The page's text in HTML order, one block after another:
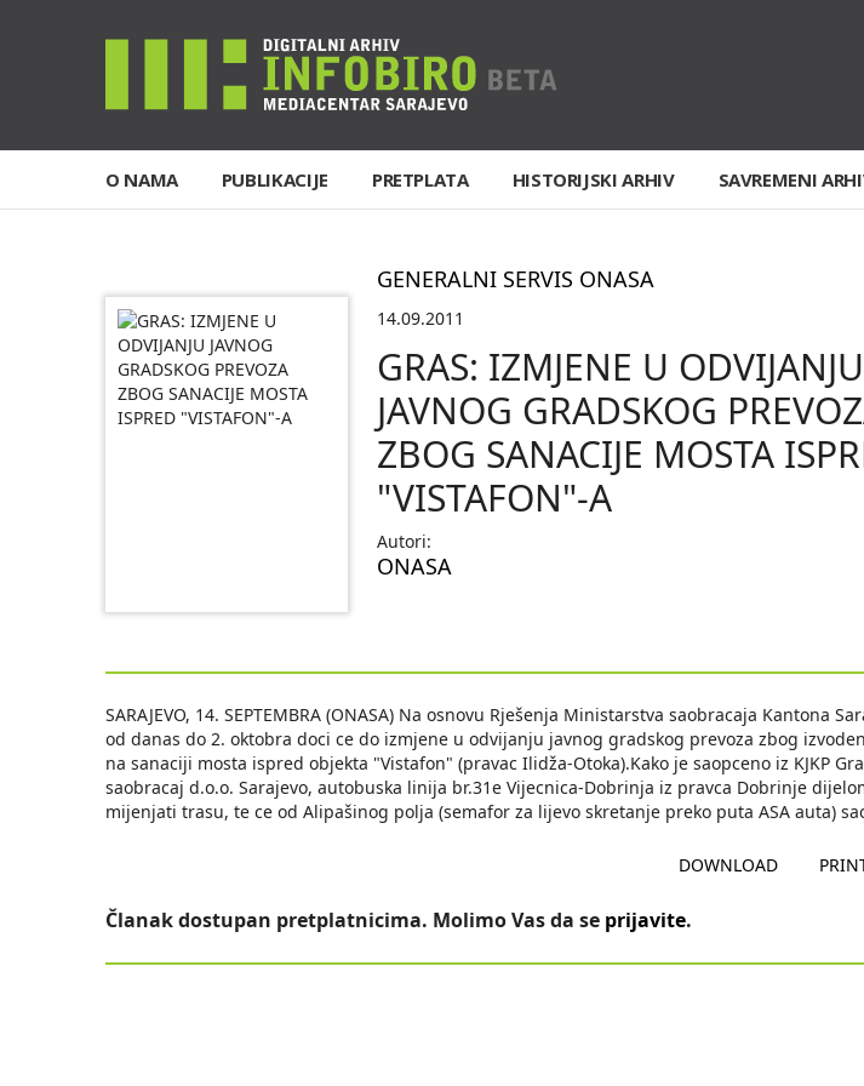
O NAMA PUBLIKACIJE PRETPLATA HISTORIJSKI ARHIV SAVREMENI
GENERALNI SERVIS ONASA
14.09.2011
GRAS: IZMJENE U ODVIJANJU
JAVNOG GRADSKOG
ZBOG SANACIJE MOSTA
"VISTAFON"-A
Autori:
ONASA
SARAJEVO, 14. SEPTEMBRA (ONASA) Na osnovu Rješenja Ministarstva saobracaja Kantona
od danas do 2. oktobra doci ce do izmjene u odvijanju javnog gradskog prevoza zbog
na sanaciji mosta ispred objekta "Vistafon" (pravac Ilidža-Otoka).Kako je saopceno iz KJKP
saobracaj d.o.o. Sarajevo, autobuska linija br.31e Vijecnica-Dobrinja iz pravca Dobrinje
mijenjati trasu, te ce od Alipašinog polja (semafor za lijevo skretanje preko puta ASA auta)
DOWNLOAD
Članak dostupan pretplatnicima. Molimo Vas da se prijavite.